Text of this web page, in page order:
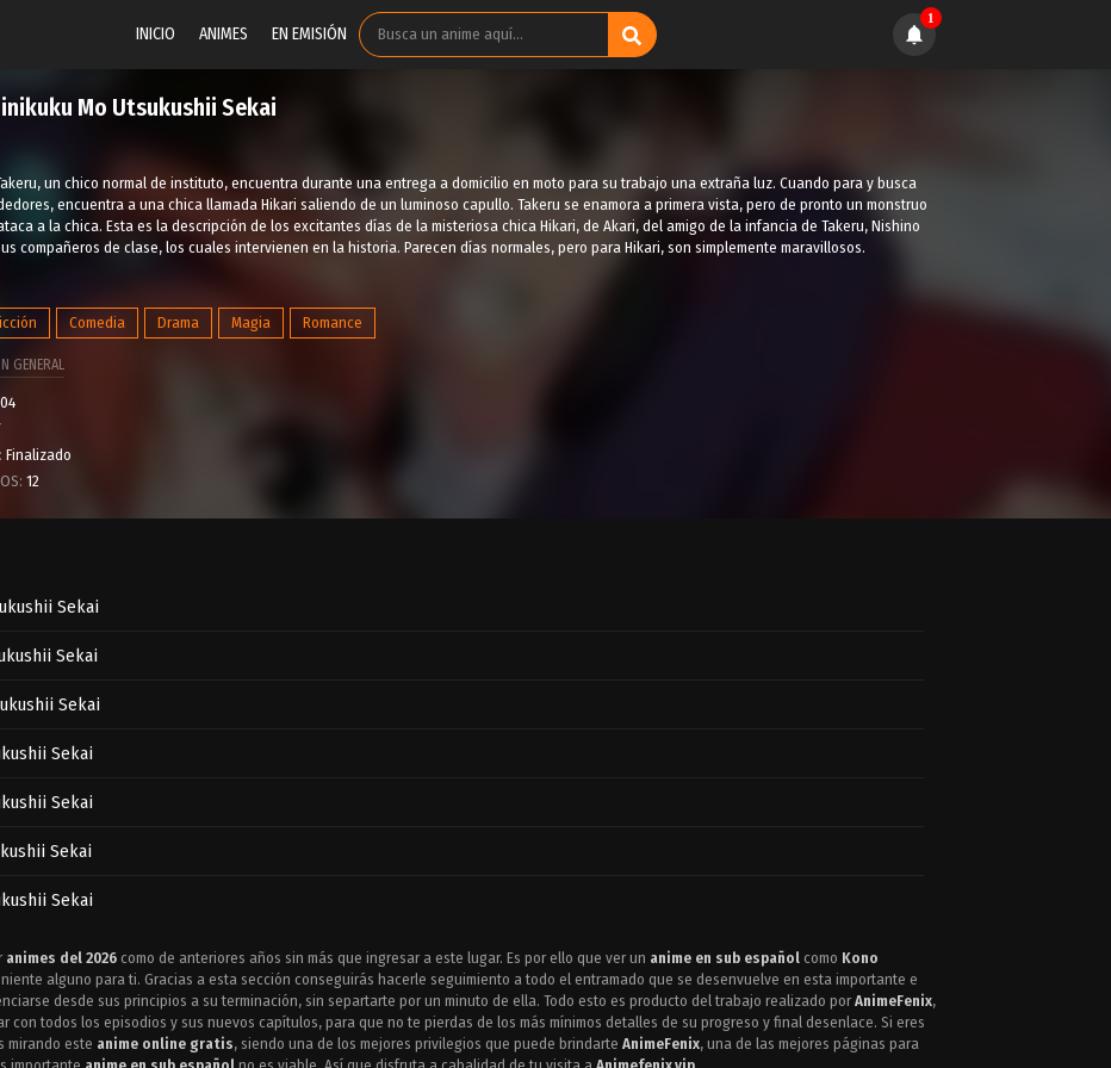
INICIO ANIMES EN EMISIÓN
1
Mo Utsukushii Sekai
un chico normal de instituto, encuentra durante una entrega a domicilio en moto para su trabajo una extraña luz. Cuando para y busca
encuentra a una chica llamada Hikari saliendo de un luminoso capullo. Takeru se enamora a primera vista, pero de pronto un monstruo
a la chica. Esta es la descripción de los excitantes días de la misteriosa chica Hikari, de Akari, del amigo de la infancia de Takeru, Nishino
compañeros de clase, los cuales intervienen en la historia. Parecen días normales, pero para Hikari, son simplemente maravillosos.
Comedia Drama Magia Romance
GENERAL
Finalizado
12
Sekai
Sekai
Sekai
Sekai
Sekai
Sekai
Sekai
Sekai
Sekai
Sekai
animes del 2026 como de anteriores años sin más que ingresar a este lugar. Es por ello que ver un anime en sub español como Kono
alguno para ti. Gracias a esta sección conseguirás hacerle seguimiento a todo el entramado que se desenvuelve en esta importante e
desde sus principios a su terminación, sin separtarte por un minuto de ella. Todo esto es producto del trabajo realizado por AnimeFenix,
con todos los episodios y sus nuevos capítulos, para que no te pierdas de los más mínimos detalles de su progreso y final desenlace. Si eres
mirando este anime online gratis, siendo una de los mejores privilegios que puede brindarte AnimeFenix, una de las mejores páginas para